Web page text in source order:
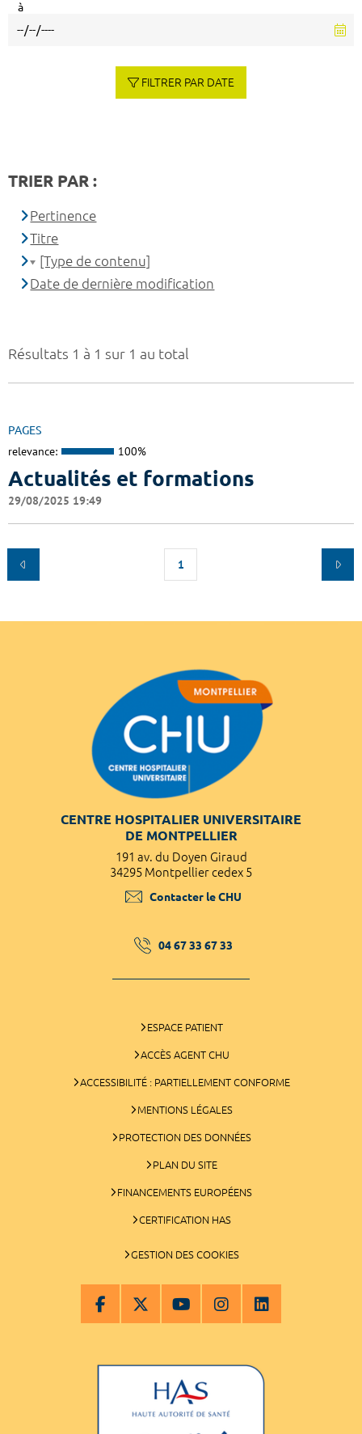
Résultats 1 à 1 sur 1 au total
PAGES
relevance: 100%
Actualités et formations
29/08/2025 19:49
1
à
FILTRER PAR DATE
TRIER PAR :
Pertinence
Titre
[Type de contenu]
Date de dernière modification
CENTRE HOSPITALIER UNIVERSITAIRE
DE MONTPELLIER
191 av. du Doyen Giraud
34295 Montpellier cedex 5
Contacter le CHU
04 67 33 67 33
ESPACE PATIENT
ACCÈS AGENT CHU
ACCESSIBILITÉ : PARTIELLEMENT CONFORME
MENTIONS LÉGALES
PROTECTION DES DONNÉES
PLAN DU SITE
FINANCEMENTS EUROPÉENS
CERTIFICATION HAS
GESTION DES COOKIES